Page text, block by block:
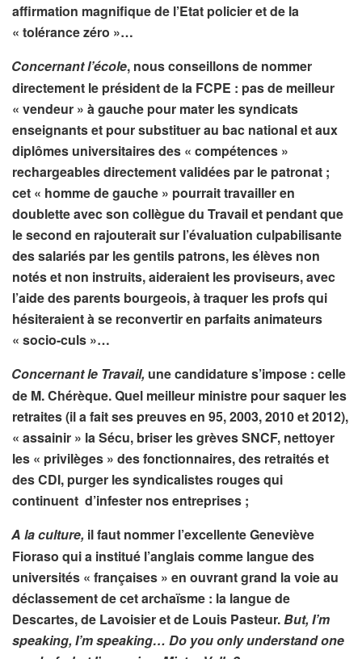
affirmation magnifique de l’Etat policier et de la
« tolérance zéro »…
Concernant l’école, nous conseillons de nommer
directement le président de la FCPE : pas de meilleur
« vendeur » à gauche pour mater les syndicats
enseignants et pour substituer au bac national et aux
diplômes universitaires des « compétences »
rechargeables directement validées par le patronat ;
cet « homme de gauche » pourrait travailler en
doublette avec son collègue du Travail et pendant que
le second en rajouterait sur l’évaluation culpabilisante
des salariés par les gentils patrons, les élèves non
notés et non instruits, aideraient les proviseurs, avec
l’aide des parents bourgeois, à traquer les profs qui
hésiteraient à se reconvertir en parfaits animateurs
« socio-culs »…
Concernant le Travail, une candidature s’impose : celle
de M. Chérèque. Quel meilleur ministre pour saquer les
retraites (il a fait ses preuves en 95, 2003, 2010 et 2012),
« assainir » la Sécu, briser les grèves SNCF, nettoyer
les « privilèges » des fonctionnaires, des retraités et
des CDI, purger les syndicalistes rouges qui
continuent d’infester nos entreprises ;
A la culture, il faut nommer l’excellente Geneviève
Fioraso qui a institué l’anglais comme langue des
universités « françaises » en ouvrant grand la voie au
déclassement de cet archaïsme : la langue de
Descartes, de Lavoisier et de Louis Pasteur.But, I’m
speaking, I’m speaking… Do you only understand one